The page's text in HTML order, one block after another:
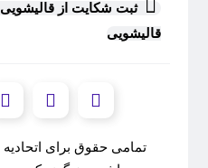
ثبت شکایت از قالیشویی
قالیشویی
تمامی حقوق برای